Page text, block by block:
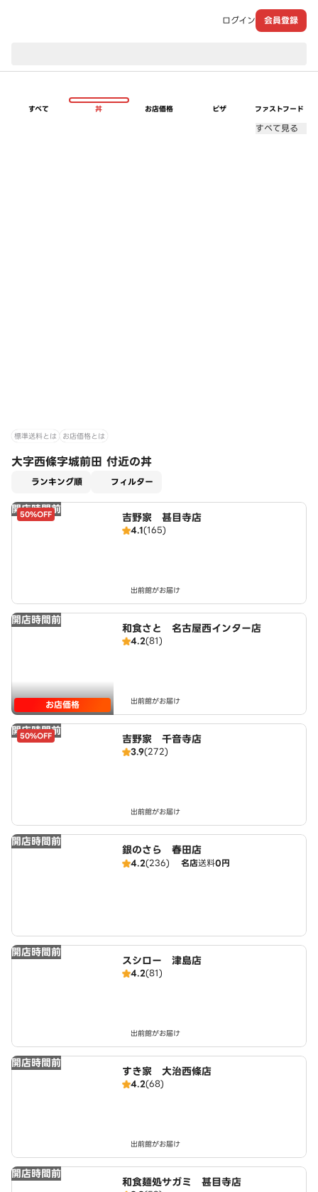
ログイン 会員登録
すべて 丼 お店価格 ピザ ファストフード
すべて見る
標準送料とは お店価格とは
大字西條字城前田 付近の丼
ランキング順 フィルター
開店時間前
50%OFF 吉野家 甚目寺店
4.1(165)
出前館がお届け
開店時間前
お店価格
和食さと 名古屋西インター店
4.2(81)
出前館がお届け
開店時間前
50%OFF 吉野家 千音寺店
3.9(272)
出前館がお届け
開店時間前
銀のさら 春田店
4.2(236) 名店送料0円
開店時間前
スシロー 津島店
4.2(81)
出前館がお届け
開店時間前
すき家 大治西條店
4.2(68)
出前館がお届け
開店時間前
和食麺処サガミ 甚目寺店